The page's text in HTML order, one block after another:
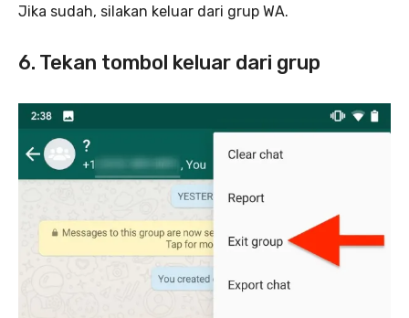
Jika sudah, silakan keluar dari grup WA.
6. Tekan tombol keluar dari grup